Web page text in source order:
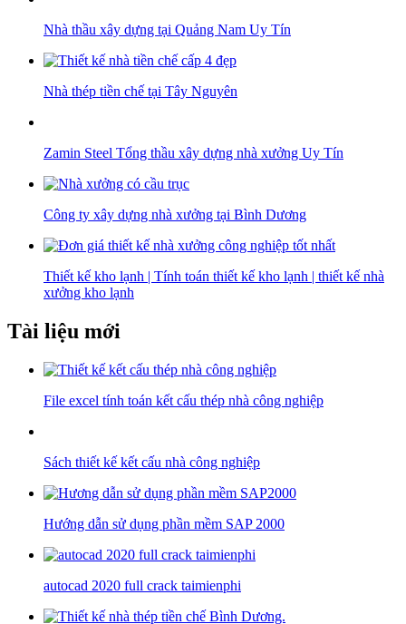
Nhà thầu xây dựng tại Quảng Nam Uy Tín
Nhà thép tiền chế tại Tây Nguyên
Zamin Steel Tổng thầu xây dựng nhà xưởng Uy Tín
Công ty xây dựng nhà xưởng tại Bình Dương
Thiết kế kho lạnh | Tính toán thiết kế kho lạnh | thiết kế nhà
xưởng kho lạnh
Tài liệu mới
File excel tính toán kết cấu thép nhà công nghiệp
Sách thiết kế kết cấu nhà công nghiệp
Hướng dẫn sử dụng phần mềm SAP 2000
autocad 2020 full crack taimienphi